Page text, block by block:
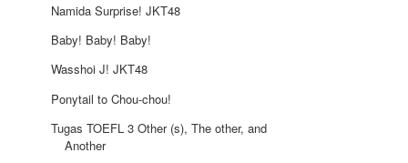
Namida Surprise! JKT48
Baby! Baby! Baby!
Wasshoi J! JKT48
Ponytail to Chou-chou!
Tugas TOEFL 3 Other (s), The other, and
Another